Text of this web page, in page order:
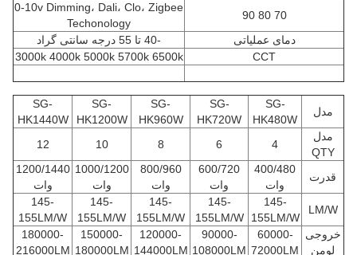
70 80 90
0-10v Dimming، Dali، Clo، Zigbee
Techonology
دمای عملیاتی
-40 تا 55 درجه سانتی گراد
CCT
3000k 4000k 5000k 5700k 6500k
مدل
SG-
HK480W
SG-
HK720W
SG-
HK960W
SG-
HK1200W
SG-
HK1440W
مدل
QTY
4
6
8
10
12
قدرت
400/480
وات
600/720
وات
800/960
وات
1000/1200
وات
1200/1440
وات
LM/W
145-
155LM/W
145-
155LM/W
145-
155LM/W
145-
155LM/W
145-
155LM/W
خروجی
لومن
60000-
72000LM
90000-
108000LM
120000-
144000LM
150000-
180000LM
180000-
216000LM